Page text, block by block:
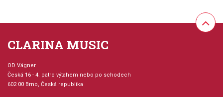
CLARINA MUSIC
OD Vágner
Česká 16 - 4. patro výtahem nebo po schodech
602 00 Brno, Česká republika